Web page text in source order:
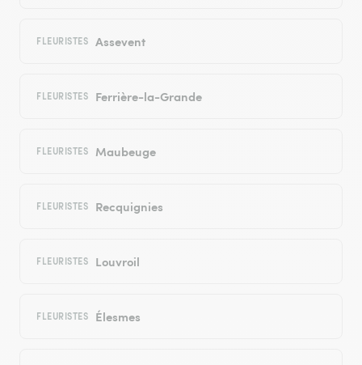
FLEURISTES Assevent
FLEURISTES Ferrière-la-Grande
FLEURISTES Maubeuge
FLEURISTES Recquignies
FLEURISTES Louvroil
FLEURISTES Élesmes